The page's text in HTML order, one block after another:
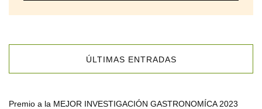
ÚLTIMAS ENTRADAS
Premio a la MEJOR INVESTIGACIÓN GASTRONOMÍCA 2023